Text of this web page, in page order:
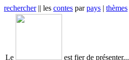
rechercher|| les contes parpays | thèmes
Le est fier de présenter...